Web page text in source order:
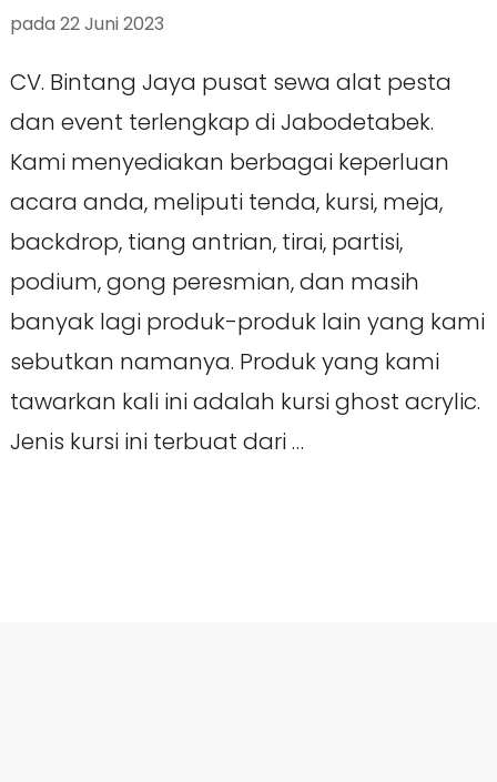
pada 22 Juni 2023
CV. Bintang Jaya pusat sewa alat pesta
dan event terlengkap di Jabodetabek.
Kami menyediakan berbagai keperluan
acara anda, meliputi tenda, kursi, meja,
backdrop, tiang antrian, tirai, partisi,
podium, gong peresmian, dan masih
banyak lagi produk-produk lain yang kami
sebutkan namanya. Produk yang kami
tawarkan kali ini adalah kursi ghost acrylic.
Jenis kursi ini terbuat dari …